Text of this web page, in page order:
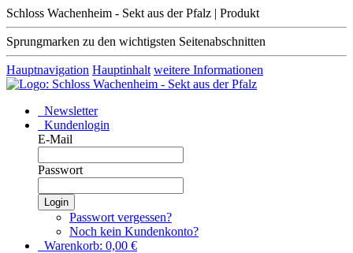
Schloss Wachenheim - Sekt aus der Pfalz | Produkt
Sprungmarken zu den wichtigsten Seitenabschnitten
Hauptnavigation Hauptinhalt weitere Informationen
Newsletter
Kundenlogin
E-Mail
Passwort
Login
Passwort vergessen?
Noch kein Kundenkonto?
Warenkorb: 0,00 €